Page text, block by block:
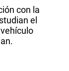
con la
el